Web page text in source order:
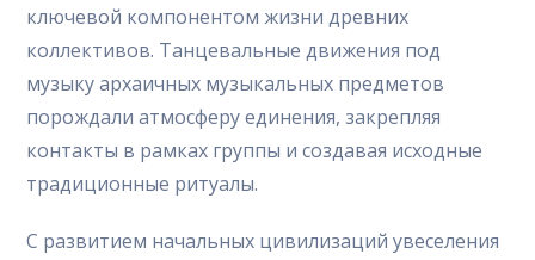
ключевой компонентом жизни древних
коллективов. Танцевальные движения под
музыку архаичных музыкальных предметов
порождали атмосферу единения, закрепляя
контакты в рамках группы и создавая исходные
традиционные ритуалы.
С развитием начальных цивилизаций увеселения